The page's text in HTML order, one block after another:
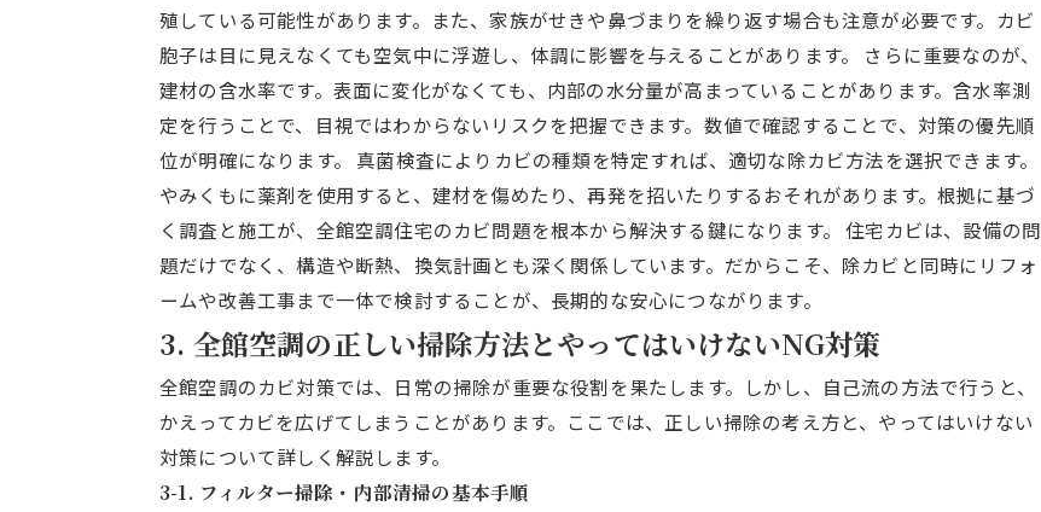
殖している可能性があります。また、家族がせきや鼻づまりを繰り返す場合も注意が必要です。カビ
胞子は目に見えなくても空気中に浮遊し、体調に影響を与えることがあります。 さらに重要なのが、
建材の含水率です。表面に変化がなくても、内部の水分量が高まっていることがあります。含水率測
定を行うことで、目視ではわからないリスクを把握できます。数値で確認することで、対策の優先順
位が明確になります。 真菌検査によりカビの種類を特定すれば、適切な除カビ方法を選択できます。
やみくもに薬剤を使用すると、建材を傷めたり、再発を招いたりするおそれがあります。根拠に基づ
く調査と施工が、全館空調住宅のカビ問題を根本から解決する鍵になります。 住宅カビは、設備の問
題だけでなく、構造や断熱、換気計画とも深く関係しています。だからこそ、除カビと同時にリフォ
ームや改善工事まで一体で検討することが、長期的な安心につながります。
3. 全館空調の正しい掃除方法とやってはいけないNG対策
全館空調のカビ対策では、日常の掃除が重要な役割を果たします。しかし、自己流の方法で行うと、
かえってカビを広げてしまうことがあります。ここでは、正しい掃除の考え方と、やってはいけない
対策について詳しく解説します。
3-1. フィルター掃除・内部清掃の基本手順